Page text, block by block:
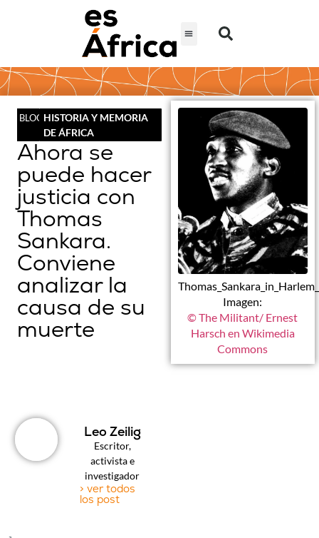
BLOG HISTORIA Y MEMORIA
DE ÁFRICA
Ahora se
puede hacer
justicia con
Thomas
Sankara.
Conviene
analizar la
causa de su
muerte
Imagen:
© The Militant/ Ernest
Harsch en Wikimedia
Commons
Leo Zeilig
Escritor,
activista e
investigador
> ver todos
los post